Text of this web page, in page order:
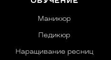
Маникюр
Педикюр
Наращивание ресниц